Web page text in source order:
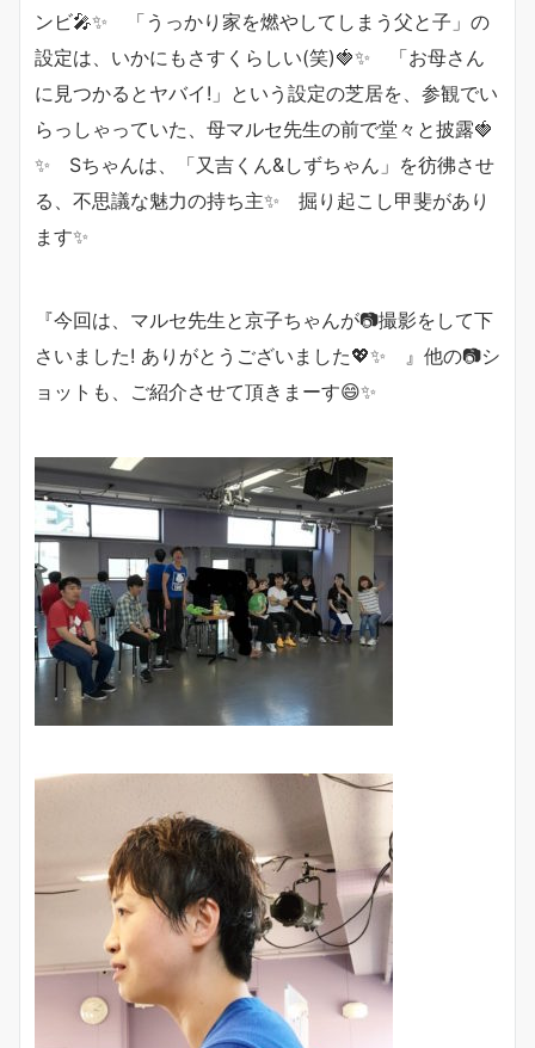
ンビ🎤✨ 「うっかり家を燃やしてしまう父と子」の
設定は、いかにもさすくらしい(笑)🍓✨ 「お母さん
に見つかるとヤバイ!」という設定の芝居を、参観でい
らっしゃっていた、母マルセ先生の前で堂々と披露🍓
✨ Sちゃんは、「又吉くん&しずちゃん」を彷彿させ
る、不思議な魅力の持ち主✨ 掘り起こし甲斐があり
ます✨
『今回は、マルセ先生と京子ちゃんが📷撮影をして下
さいました! ありがとうございました💖✨ 』他の📷シ
ョットも、ご紹介させて頂きまーす😄✨